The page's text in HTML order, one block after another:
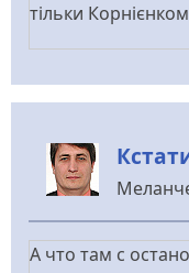
тільки
А что там с